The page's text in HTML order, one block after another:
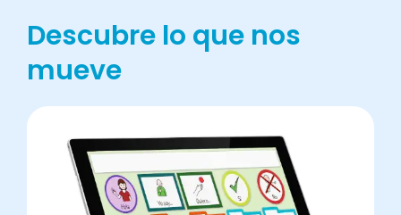
Descubre lo que nos
mueve